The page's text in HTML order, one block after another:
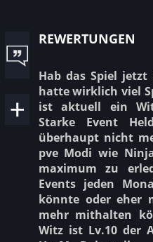
rewertungen
Hab das Spiel
hatte wirklich viel
ist aktuell ein
Starke Event
überhaupt nicht
pve Modi wie
maximum zu
Events jeden
könnte oder eher
mehr mithalten
Witz ist Lv.10 der